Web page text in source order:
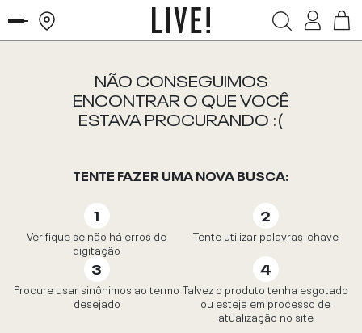
NÃO CONSEGUIMOS
ENCONTRAR O QUE VOCÊ
ESTAVA PROCURANDO :(
TENTE FAZER UMA NOVA BUSCA:
Verifique se não há erros de
digitação
Tente utilizar palavras-chave
Procure usar sinônimos ao termo
desejado
Talvez o produto tenha esgotado
ou esteja em processo de
atualização no site